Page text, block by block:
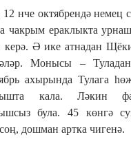
нче октябрендә немец
чакрым ераклыкта
керә. Ә ике атнадан
Монысы –
ахырында Тулага
кала. Ләкин
була. 45 көнгә
дошман артка чигенә.